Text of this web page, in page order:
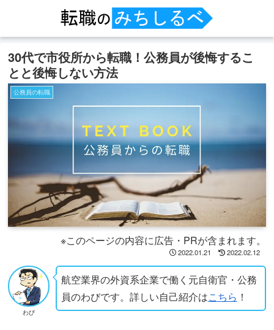
30代で市役所から転職！公務員が後悔するこ
とと後悔しない方法
公務員の転職
※このページの内容に広告・PRが含まれます。
2022.01.21 2022.02.12
わび
航空業界の外資系企業で働く元自衛官・公務
員のわびです。詳しい自己紹介はこちら ！